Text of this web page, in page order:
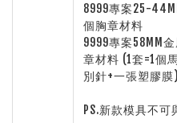
8999專案25-
個胸章材料
9999專案58MM
章材料 (1套=1個
別針+一張塑膠膜)
PS.新款模具不